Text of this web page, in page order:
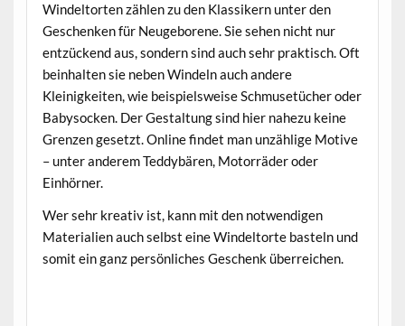
Windeltorten zählen zu den Klassikern unter den
Geschenken für Neugeborene. Sie sehen nicht nur
entzückend aus, sondern sind auch sehr praktisch. Oft
beinhalten sie neben Windeln auch andere
Kleinigkeiten, wie beispielsweise Schmusetücher oder
Babysocken. Der Gestaltung sind hier nahezu keine
Grenzen gesetzt. Online findet man unzählige Motive
– unter anderem Teddybären, Motorräder oder
Einhörner.
Wer sehr kreativ ist, kann mit den notwendigen
Materialien auch selbst eine Windeltorte basteln und
somit ein ganz persönliches Geschenk überreichen.